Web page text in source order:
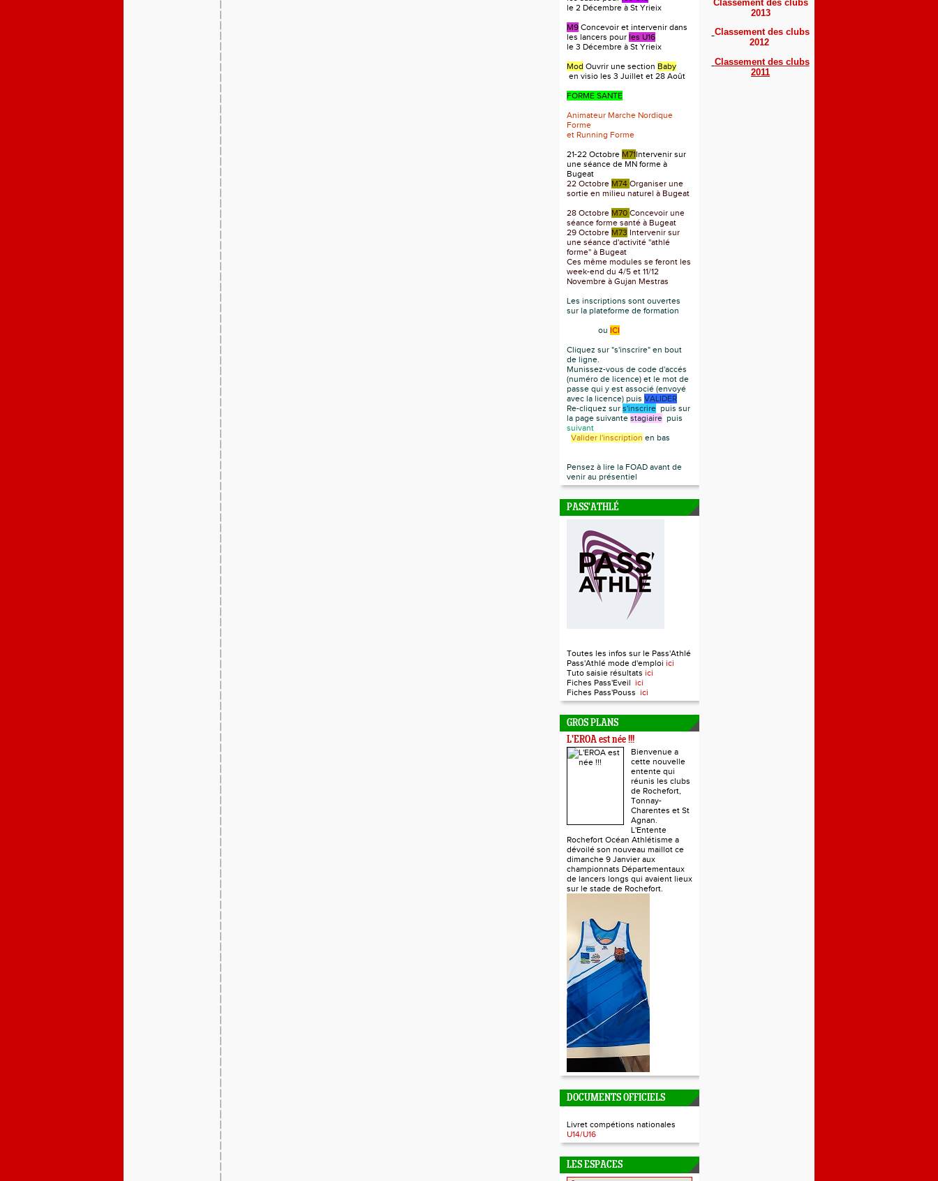
le 2 Décembre à St Yrieix
M9 Concevoir et intervenir dans
les lancers pour les U16
le 3 Décembre à St Yrieix
Mod Ouvrir une section Baby
en visio les 3 Juillet et 28 Août
FORME SANTE
Animateur Marche Nordique
Forme
et Running Forme
21-22 Octobre M71Intervenir sur
une séance de MN forme à
Bugeat
22 Octobre M74 Organiser une
sortie en milieu naturel à Bugeat
28 Octobre M70 Concevoir une
séance forme santé à Bugeat
29 Octobre M73 Intervenir sur
une séance d'activité ''athlé
forme'' à Bugeat
Ces même modules se feront les
week-end du 4/5 et 11/12
Novembre à Gujan Mestras
Les inscriptions sont ouvertes
sur la plateforme de formation
ou ICI
Cliquez sur "s'inscrire" en bout
de ligne.
Munissez-vous de code d'accés
(numéro de licence) et le mot de
passe qui y est associé (envoyé
avec la licence) puis VALIDER
Re-cliquez sur s'inscrire puis sur
la page suivante stagiaire puis
suivant
Valider l'inscription en bas
Pensez à lire la FOAD avant de
venir au présentiel
PASS'ATHLÉ
Toutes les infos sur le Pass'Athlé
Pass'Athlé mode d'emploi ici
Tuto saisie résultats ici
Fiches Pass'Eveil ici
Fiches Pass'Pouss ici
GROS PLANS
L'EROA est née !!!
Bienvenue a
cette nouvelle
entente qui
réunis les clubs
de Rochefort,
Tonnay-
Charentes et St
Agnan.
L'Entente
Rochefort Océan Athlétisme a
dévoilé son nouveau maillot ce
dimanche 9 Janvier aux
championnats Départementaux
de lancers longs qui avaient lieux
sur le stade de Rochefort.
DOCUMENTS OFFICIELS
Livret compétions nationales
U14/U16
LES ESPACES
Classement des clubs
2013
Classement des clubs
2012
Classement des clubs
2011